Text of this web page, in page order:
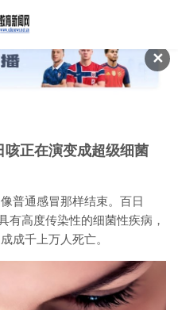
✕
正在演变成超级细菌
普通感冒那样结束。百日
有高度传染性的细菌性疾病，
成千上万人死亡。